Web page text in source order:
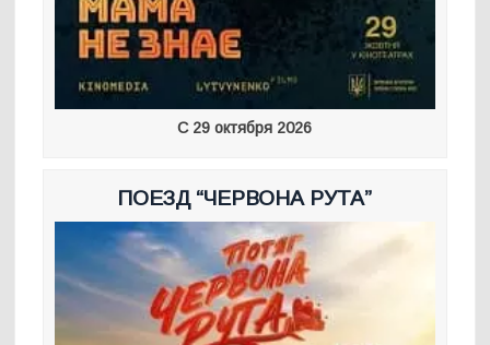
С 29 октября 2026
ПОЕЗД “ЧЕРВОНА РУТА”